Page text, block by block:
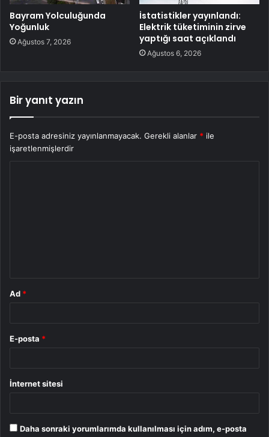
Bayram Yolculuğunda
Yoğunluk
Ağustos 7, 2026
İstatistikler yayınlandı:
Elektrik tüketiminin zirve
yaptığı saat açıklandı
Ağustos 6, 2026
Bir yanıt yazın
E-posta adresiniz yayınlanmayacak. Gerekli alanlar * ile
işaretlenmişlerdir
Ad *
E-posta *
İnternet sitesi
Daha sonraki yorumlarımda kullanılması için adım, e-posta